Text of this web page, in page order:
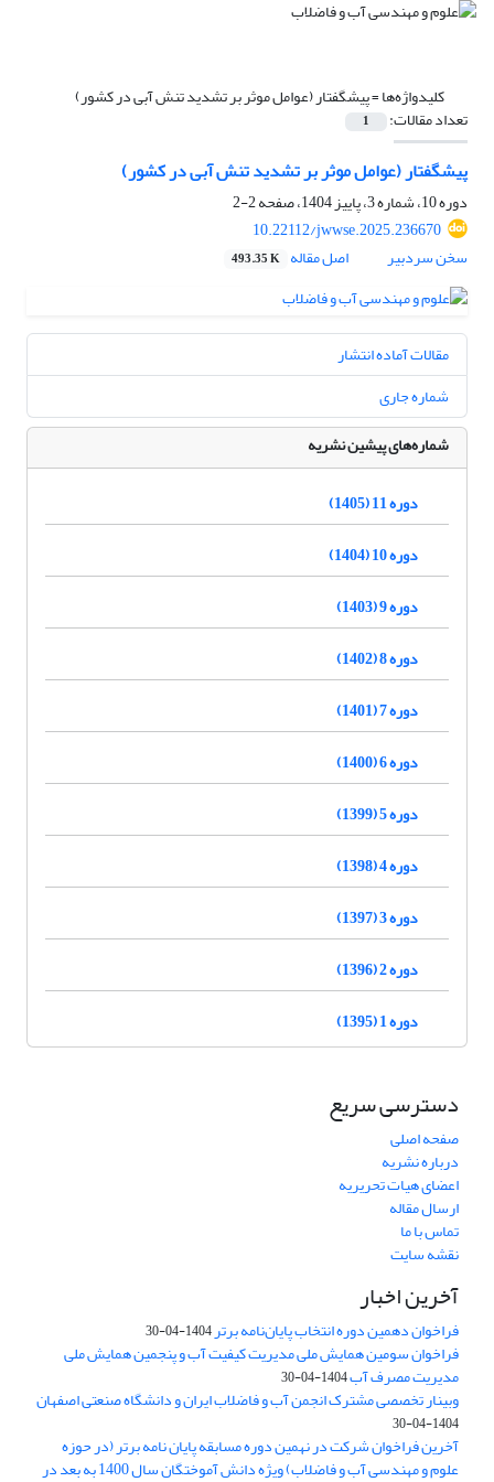
کلیدواژه‌ها =پیشگفتار (عوامل موثر بر تشدید تنش آبی در کشور)
تعداد مقالات: 1
پیشگفتار (عوامل موثر بر تشدید تنش آبی در کشور)
دوره 10، شماره 3، پاییز 1404، صفحه
2-2
10.22112/jwwse.2025.236670
سخن سردبیر
اصل مقاله 493.35 K
مقالات آماده انتشار
شماره جاری
شماره‌های پیشین نشریه
دوره 11 (1405)
دوره 10 (1404)
دوره 9 (1403)
دوره 8 (1402)
دوره 7 (1401)
دوره 6 (1400)
دوره 5 (1399)
دوره 4 (1398)
دوره 3 (1397)
دوره 2 (1396)
دوره 1 (1395)
دسترسی سریع
صفحه اصلی
درباره نشریه
اعضای هیات تحریریه
ارسال مقاله
تماس با ما
نقشه سایت
آخرین اخبار
فراخوان دهمین دوره انتخاب پایان‌نامه برتر1404-04-30
فراخوان سومین همایش ملی مدیریت کیفیت آب و پنجمین همایش ملی
مدیریت مصرف آب1404-04-30
وبینار تخصصی مشترک انجمن آب و فاضلاب ایران و دانشگاه صنعتی اصفهان
1404-04-30
آخرین فراخوان شرکت در نهمین دوره مسابقه پایان نامه برتر (در حوزه
علوم و مهندسی آب و فاضلاب) ویژه دانش آموختگان سال 1400 به بعد در